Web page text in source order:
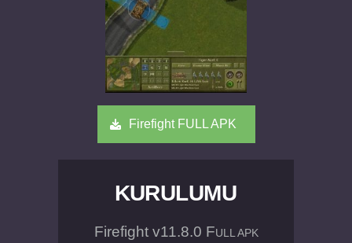
Firefight FULL APK
KURULUMU
Firefight v11.8.0 FULL APK